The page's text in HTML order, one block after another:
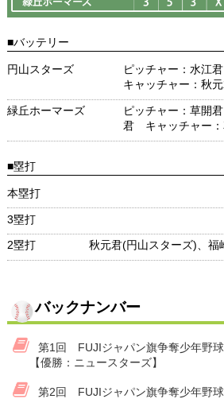
■バッテリー
円山スターズ
ピッチャー：水江
キャッチャー：秋
緑丘ホーマーズ
ピッチャー：草開
君 キャッチャー：
■塁打
本塁打
3塁打
2塁打 秋元君(円山スターズ)、福
バックナンバー
第1回 FUJIジャパン旗争奪少年野
【優勝：ニュースターズ】
第2回 FUJIジャパン旗争奪少年野